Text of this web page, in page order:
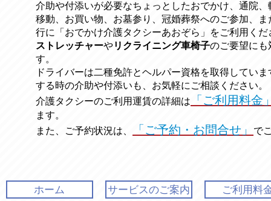
介助や付添いが必要なちょっとしたおでかけ、通院
移動、お買い物、お墓参り、冠婚葬祭へのご参加、ま
行に「おでかけ介護タクシーあおぞら」をご利用くだ
ストレッチャー​やリクライニング車椅子のご要望にも
す。
ドライバーは二種免許とヘルパー資格を取得してい
する時の介助や付添いも、お気軽にご相談ください
介護タクシーのご利用運賃の詳細は 「ご利用料金
ます。
また、ご予約状況は、
「ご予約・お問合せ」 で
ホーム サービスのご案内 ご利用料